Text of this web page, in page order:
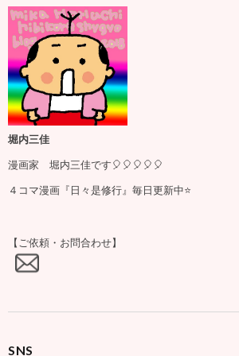
堀内三佳
漫画家 堀内三佳です🎈🎈🎈🎈🎈
４コマ漫画『日々是修行』毎日更新中⭐️
【ご依頼・お問合わせ】
SNS